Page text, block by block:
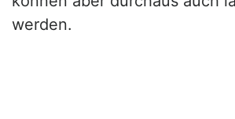
werden.